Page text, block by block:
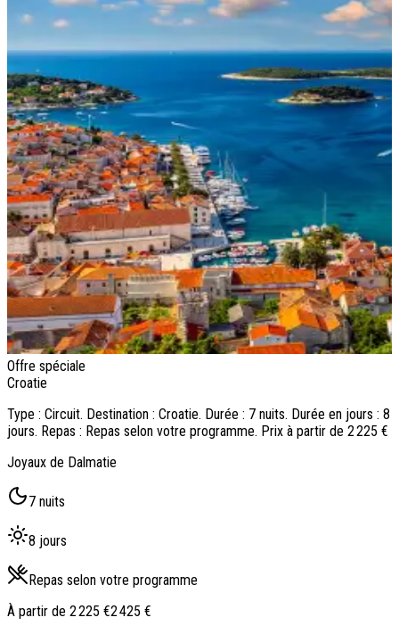
Offre spéciale
Croatie
Type : Circuit. Destination : Croatie. Durée : 7 nuits. Durée en jours : 8
jours. Repas : Repas selon votre programme. Prix à partir de 2 225 €
Joyaux de Dalmatie
7 nuits
8 jours
Repas selon votre programme
À partir de 2 225 €2 425 €